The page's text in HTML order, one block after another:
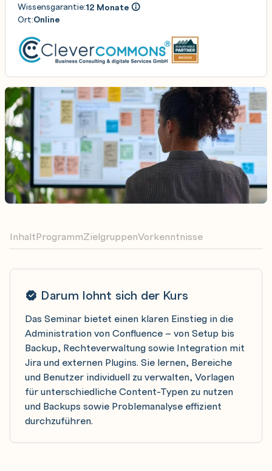
Darum lohnt sich der Kurs
Das Seminar bietet einen klaren Einstieg in die
Administration von Confluence – von Setup bis
Backup, Rechteverwaltung sowie Integration mit
Jira und externen Plugins. Sie lernen, Bereiche
und Benutzer individuell zu verwalten, Vorlagen
für unterschiedliche Content-Typen zu nutzen
und Backups sowie Problemanalyse effizient
durchzuführen.
InhaltProgrammZielgruppenVorkenntnisse
Wissensgarantie:12 Monate
Ort:Online